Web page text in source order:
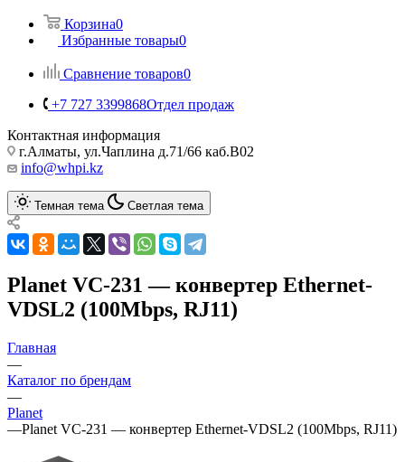
Корзина0
Избранные товары0
Сравнение товаров0
+7 727 3399868Отдел продаж
Контактная информация
г.Алматы, ул.Чаплина д.71/66 каб.B02
info@whpi.kz
Темная тема Светлая тема
Planet VC-231 — конвертер Ethernet-
VDSL2 (100Mbps, RJ11)
Главная
—
Каталог по брендам
—
Planet
—Planet VC-231 — конвертер Ethernet-VDSL2 (100Mbps, RJ11)